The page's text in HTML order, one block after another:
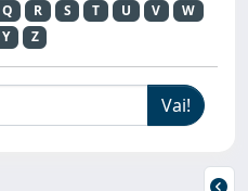
Q R S T U V
W
Y Z